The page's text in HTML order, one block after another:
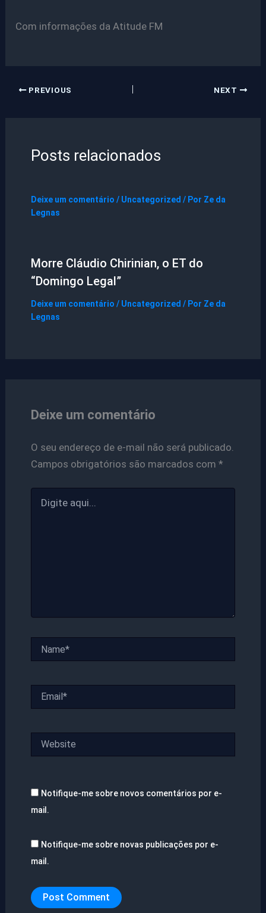
Com informações da Atitude FM
PREVIOUS NEXT
Posts relacionados
Deixe um comentário / Uncategorized / Por Ze da
Legnas
Morre Cláudio Chirinian, o ET do
“Domingo Legal”
Deixe um comentário / Uncategorized / Por Ze da
Legnas
Deixe um comentário
O seu endereço de e-mail não será publicado.
Campos obrigatórios são marcados com *
aqui...
Notifique-me sobre novos comentários por e-
mail.
Notifique-me sobre novas publicações por e-
mail.